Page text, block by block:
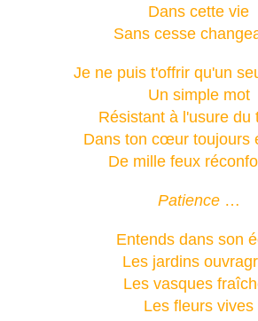
Dans cette vie
Sans cesse
Je ne puis t'offrir qu'un
Un simple mot
Résistant à l'usure du
Dans ton cœur toujours
De mille feux
Patience …
Entends dans son
Les jardins
Les vasques
Les fleurs vives